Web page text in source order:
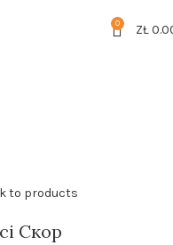
0 ZŁ
to products
Скор